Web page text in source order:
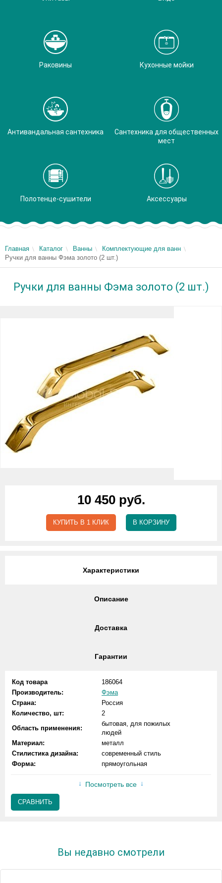
Раковины Кухонные мойки
Антивандальная сантехника
Сантехника для общественных
мест
Полотенце-сушители Аксессуары
Главная Каталог Ванны
Комплектующие для ванн
Ручки для ванны Фэма золото (2 шт.)
Ручки для ванны Фэма золото (2 шт.)
10 450 руб.
КУПИТЬ В 1 КЛИК В КОРЗИНУ
Характеристики
Описание
Доставка
Гарантии
Код товара
186064
Производитель:
Фэма
Страна:
Россия
Количество, шт:
2
Область применения:
бытовая, для пожилых
людей
Материал:
металл
Стилистика дизайна:
современный стиль
Форма:
прямоугольная
Посмотреть все
СРАВНИТЬ
Вы недавно смотрели